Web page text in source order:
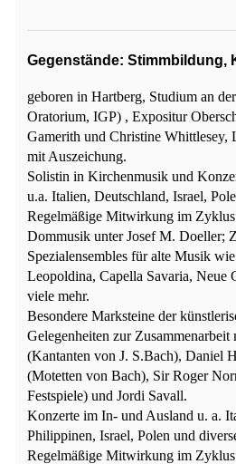
Gegenstände: Stimmbildung,
geboren in Hartberg, Studium an
Oratorium, IGP) , Expositur
Gamerith und Christine Whittlesey,
mit Auszeichung.
Solistin in Kirchenmusik und
u.a. Italien, Deutschland, Israel,
Regelmäßige Mitwirkung im
Dommusik unter Josef M. Doeller;
Spezialensembles für alte Musik
Leopoldina, Capella Savaria, Neue
viele mehr.
Besondere Marksteine der
Gelegenheiten zur
(Kantanten von J. S.Bach), Daniel
(Motetten von Bach), Sir Roger
Festspiele) und Jordi Savall.
Konzerte im In- und Ausland u. a.
Philippinen, Israel, Polen und
Regelmäßige Mitwirkung im